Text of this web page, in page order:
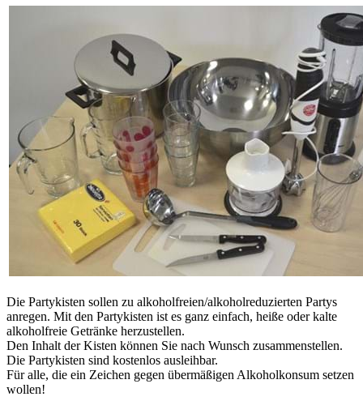
Die Partykisten sollen zu alkoholfreien/alkoholreduzierten Partys
anregen. Mit den Partykisten ist es ganz einfach, heiße oder kalte
alkoholfreie Getränke herzustellen.
Den Inhalt der Kisten können Sie nach Wunsch zusammenstellen.
Die Partykisten sind kostenlos ausleihbar.
Für alle, die ein Zeichen gegen übermäßigen Alkoholkonsum setzen
wollen!